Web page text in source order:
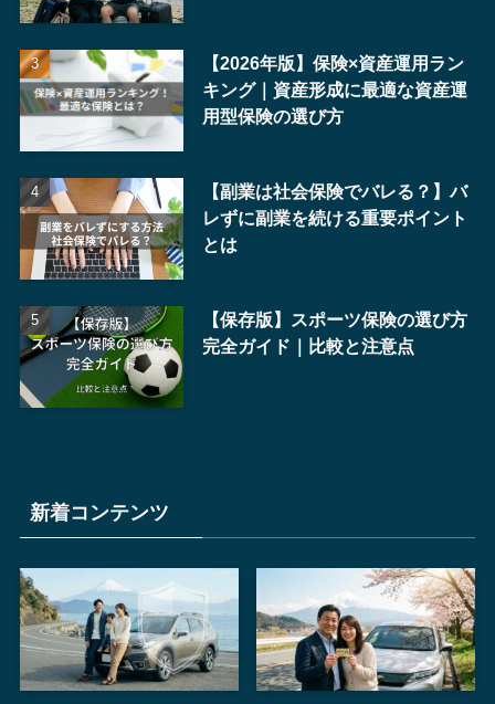
【2026年版】保険×資産運用ラン
キング｜資産形成に最適な資産運
用型保険の選び方
【副業は社会保険でバレる？】バ
レずに副業を続ける重要ポイント
とは
【保存版】スポーツ保険の選び方
完全ガイド｜比較と注意点
新着コンテンツ